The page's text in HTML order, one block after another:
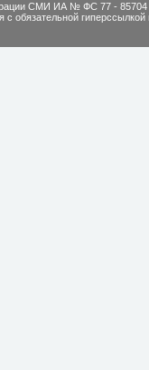
СМИ ИА № ФС 77 - 85704
обязательной гиперссылкой